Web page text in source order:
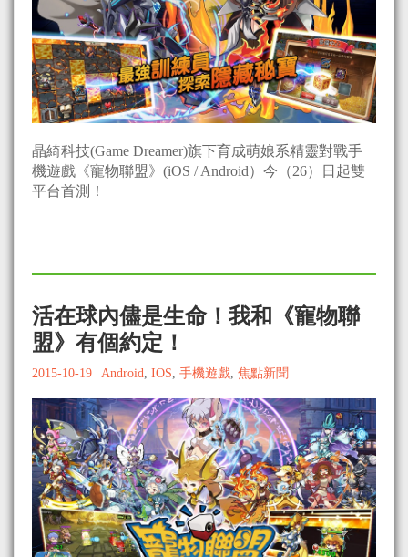
晶綺科技(Game Dreamer)旗下育成萌娘系精靈對戰手
機遊戲《寵物聯盟》(iOS / Android）今（26）日起雙
平台首測！
活在球內儘是生命！我和《寵物聯
盟》有個約定！
2015-10-19 Android IOS 手機遊戲 焦點新聞